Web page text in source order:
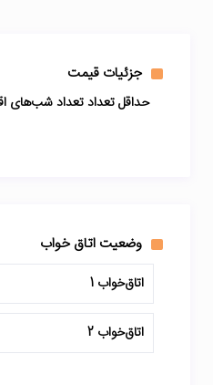
جزئیات قیمت
حداقل تعداد تعداد شب‌های
وضعیت اتاق خواب
اتاق‌خواب 1
اتاق‌خواب 2